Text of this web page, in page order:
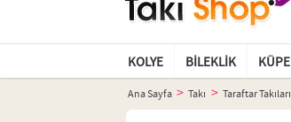
KOLYE BILEKLIK KÜPE
Ana Sayfa Takı Taraftar Takıları